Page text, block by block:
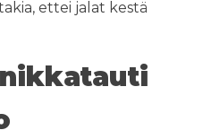
ettei jalat kestä